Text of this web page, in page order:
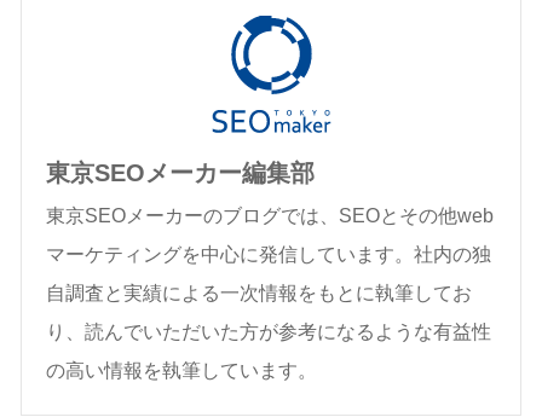
東京SEOメーカー編集部
東京SEOメーカーのブログでは、SEOとその他web
マーケティングを中心に発信しています。社内の独
自調査と実績による一次情報をもとに執筆してお
り、読んでいただいた方が参考になるような有益性
の高い情報を執筆しています。